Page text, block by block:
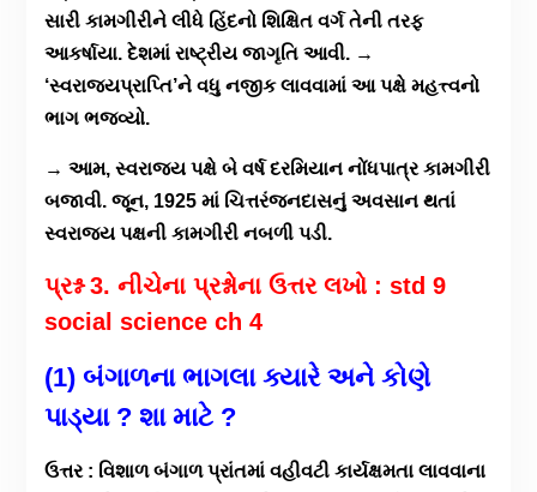
સારી કામગીરીને લીધે હિંદનો શિક્ષિત વર્ગ તેની તરફ
આકર્ષાયા. દેશમાં રાષ્ટ્રીય જાગૃતિ આવી. →
‘સ્વરાજ્યપ્રાપ્તિ’ને વધુ નજીક લાવવામાં આ પક્ષે મહત્ત્વનો
ભાગ ભજવ્યો.
→ આમ, સ્વરાજ્ય પક્ષે બે વર્ષ દરમિયાન નોંધપાત્ર કામગીરી
બજાવી. જૂન, 1925 માં ચિત્તરંજનદાસનું અવસાન થતાં
સ્વરાજ્ય પક્ષની કામગીરી નબળી પડી.
પ્રશ્ન 3. નીચેના પ્રશ્નોના ઉત્તર લખો : std 9
social science ch 4
(1) બંગાળના ભાગલા ક્યારે અને કોણે
પાડ્યા ? શા માટે ?
ઉત્તર : વિશાળ બંગાળ પ્રાંતમાં વહીવટી કાર્યક્ષમતા લાવવાના